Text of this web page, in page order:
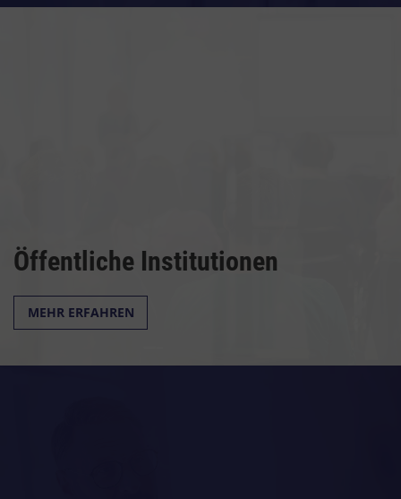
Öffentliche Institutionen
MEHR ERFAHREN